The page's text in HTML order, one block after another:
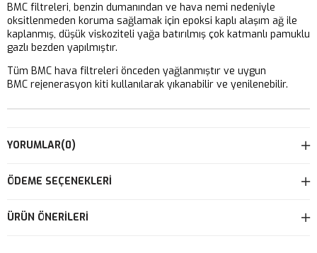
BMC filtreleri, benzin dumanından ve hava nemi nedeniyle
oksitlenmeden koruma sağlamak için epoksi kaplı alaşım ağ ile
kaplanmış, düşük viskoziteli yağa batırılmış çok katmanlı pamuklu
gazlı bezden yapılmıştır.
Tüm BMC hava filtreleri önceden yağlanmıştır ve uygun
BMC rejenerasyon kiti kullanılarak yıkanabilir ve yenilenebilir.
YORUMLAR(0)
ÖDEME SEÇENEKLERI
ÜRÜN ÖNERILERI